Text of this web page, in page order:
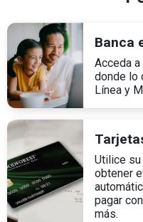
Banca
Acceda
donde lo
Línea y
Utilice
obtener
pagar
más.